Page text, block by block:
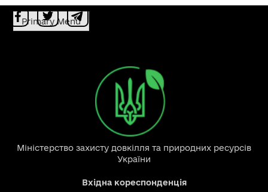
Primary Menu
Міністерство захисту довкілля та природних ресурсів
України
Вхідна кореспонденція